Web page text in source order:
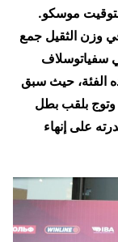
موسكو.
وزن الثقيل جمع
سفياتوسلاف
الفئة، حيث سبق
بلقب بطل
على إنهاء